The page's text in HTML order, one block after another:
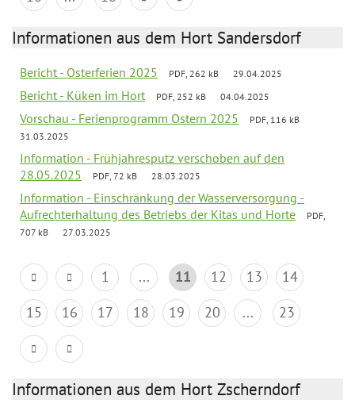
Informationen aus dem Hort Sandersdorf
Bericht - Osterferien 2025 PDF, 262 kB 29.04.2025
Bericht - Küken im Hort PDF, 252 kB 04.04.2025
Vorschau - Ferienprogramm Ostern 2025
PDF, 116 kB
31.03.2025
Information - Frühjahresputz verschoben auf den
28.05.2025
PDF, 72 kB 28.03.2025
Information - Einschränkung der Wasserversorgung -
Aufrechterhaltung des Betriebs der Kitas und Horte
PDF,
707 kB
27.03.2025
1 ... 11 12 13
14
15
16 17 18 19 20 ... 23
Informationen aus dem Hort Zscherndorf